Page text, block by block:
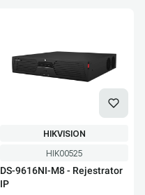
Kod produktu
HIK00525
DS-9616NI-M8 - Rejestrator
IP
PRODUCENT
HIKVISION